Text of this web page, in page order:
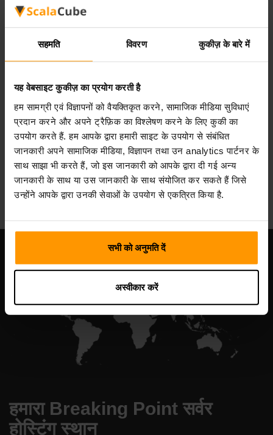
सहमति विवरण कुकीज़ के बारे में
यह वेबसाइट कुकीज़ का प्रयोग करती है
हम सामग्री एवं विज्ञापनों को वैयक्तिकृत करने, सामाजिक मीडिया सुविधाएं
प्रदान करने और अपने ट्रैफ़िक का विश्लेषण करने के लिए कुकी का
उपयोग करते हैं. हम आपके द्वारा हमारी साइट के उपयोग से संबंधित
जानकारी अपने सामाजिक मीडिया, विज्ञापन तथा उन analytics पार्टनर के
साथ साझा भी करते हैं, जो इस जानकारी को आपके द्वारा दी गई अन्य
जानकारी के साथ या उस जानकारी के साथ संयोजित कर सकते हैं जिसे
उन्होंने आपके द्वारा उनकी सेवाओं के उपयोग से एकत्रित किया है.
सभी को अनुमति दें
अस्वीकार करें
Valheim
सर्वर होस्टिंग
All Games
हमारा Breaking Point सर्वर
होस्टिंग स्थान